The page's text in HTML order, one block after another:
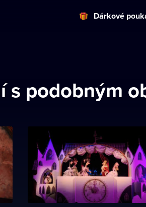
Dárkové
podobným